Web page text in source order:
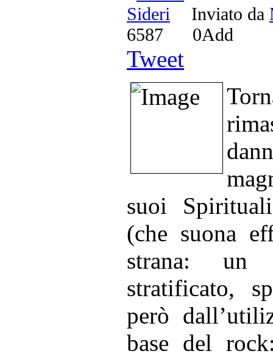
Inviato da
6587
0Add
Tweet
suoi
(che suona
strana: un
stratificato,
però
base del